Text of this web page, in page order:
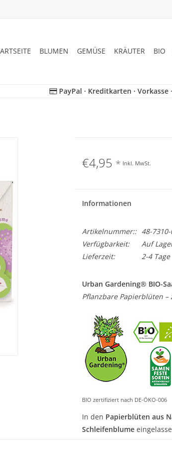
BLUMEN GEMÜSE KRÄUTER BIO
PayPal · Kreditkarten · Vorkasse
€4,95 * Inkl. MwSt.
Informationen
Artikelnummer::
48-7310-
Verfügbarkeit:
Auf
Lieferzeit:
2-4 Tage
Urban Gardening® BIO-
Pflanzbare Papierblüten
BIO zertifiziert nach DE-ÖKO-006
In den Papierblüten aus
Schleifenblume